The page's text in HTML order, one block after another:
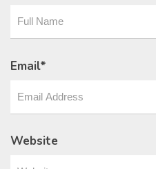
Email*
Website